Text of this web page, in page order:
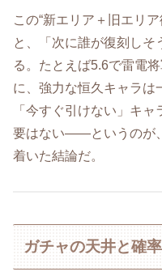
この“新エリア＋旧エリ
と、「次に誰が復刻しそ
る。たとえば5.6で雷電
に、強力な恒久キャラは
「今すぐ引けない」キ
要はない——というのが
着いた結論だ。
ガチャの天井と確